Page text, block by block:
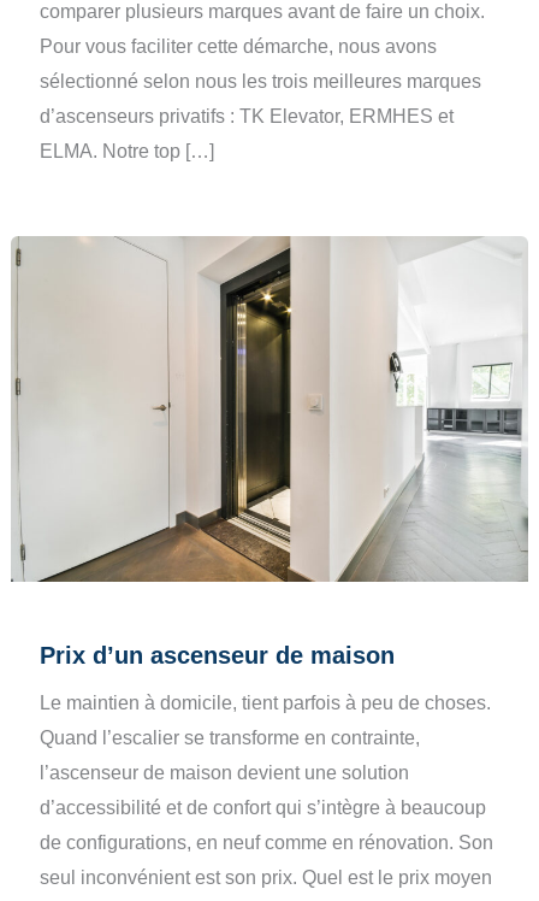
comparer plusieurs marques avant de faire un choix.
Pour vous faciliter cette démarche, nous avons
sélectionné selon nous les trois meilleures marques
d’ascenseurs privatifs : TK Elevator, ERMHES et
ELMA. Notre top […]
Prix d’un ascenseur de maison
Le maintien à domicile, tient parfois à peu de choses.
Quand l’escalier se transforme en contrainte,
l’ascenseur de maison devient une solution
d’accessibilité et de confort qui s’intègre à beaucoup
de configurations, en neuf comme en rénovation. Son
seul inconvénient est son prix. Quel est le prix moyen